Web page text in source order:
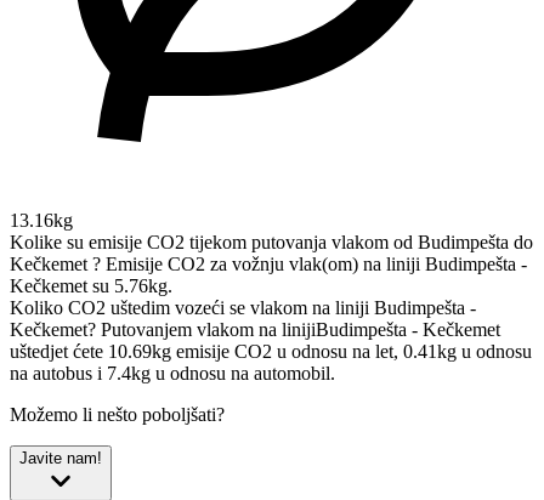
13.16kg
Kolike su emisije CO2 tijekom putovanja vlakom od Budimpešta do
Kečkemet ? Emisije CO2 za vožnju vlak(om) na liniji Budimpešta -
Kečkemet su 5.76kg.
Koliko CO2 uštedim vozeći se vlakom na liniji Budimpešta -
Kečkemet? Putovanjem vlakom na linijiBudimpešta - Kečkemet
uštedjet ćete 10.69kg emisije CO2 u odnosu na let, 0.41kg u odnosu
na autobus i 7.4kg u odnosu na automobil.
Možemo li nešto poboljšati?
Javite nam!